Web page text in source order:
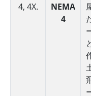
4, 4X.
NEMA
4